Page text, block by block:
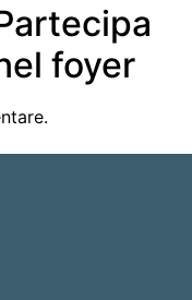
foyer